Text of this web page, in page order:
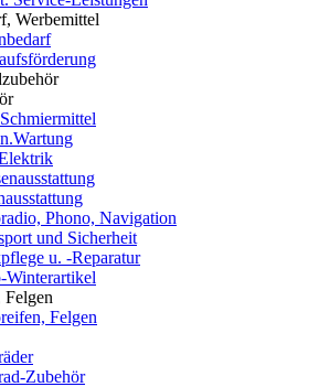
Werbemittel
Phono, Navigation
und Sicherheit
u. -Reparatur
Winterartikel
Felgen
Zubehör